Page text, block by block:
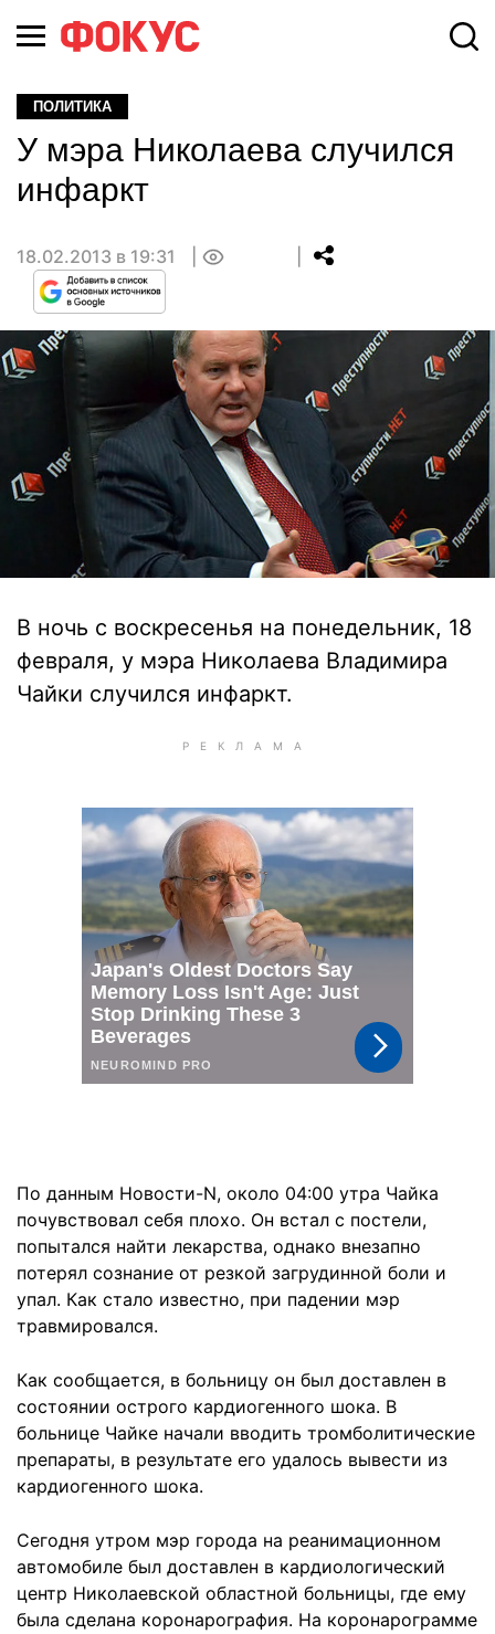
ПОЛИТИКА
У мэра Николаева случился
инфаркт
18.02.2013 в 19:31
В ночь с воскресенья на понедельник, 18
февраля, у мэра Николаева Владимира
Чайки случился инфаркт.
По данным Новости-N, около 04:00 утра Чайка
почувствовал себя плохо. Он встал с постели,
попытался найти лекарства, однако внезапно
потерял сознание от резкой загрудинной боли и
упал. Как стало известно, при падении мэр
травмировался.
Как сообщается, в больницу он был доставлен в
состоянии острого кардиогенного шока. В
больнице Чайке начали вводить тромболитические
препараты, в результате его удалось вывести из
кардиогенного шока.
Сегодня утром мэр города на реанимационном
автомобиле был доставлен в кардиологический
центр Николаевской областной больницы, где ему
была сделана коронарография. На коронарограмме